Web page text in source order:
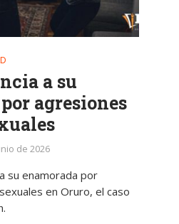
a su
agresiones
de 2026
su enamorada por
en Oruro, el caso